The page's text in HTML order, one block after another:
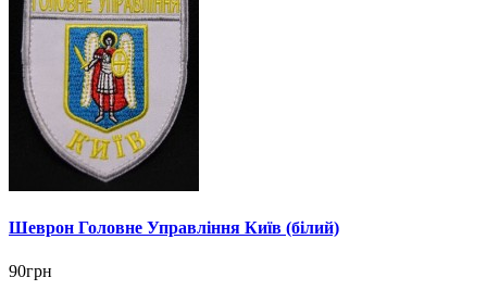
Шеврон Головне Управління Київ (білий)
90грн